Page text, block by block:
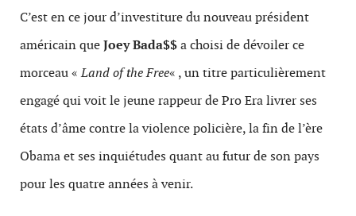
C’est en ce jour d’investiture du nouveau président
américain queJoey Bada$$a choisi de dévoiler ce
morceau «Land of the Free« , un titre particulièrement
engagé qui voit le jeune rappeur de Pro Era livrer ses
états d’âme contre la violence policière, la fin de l’ère
Obama et ses inquiétudes quant au futur de son pays
pour les quatre années à venir.